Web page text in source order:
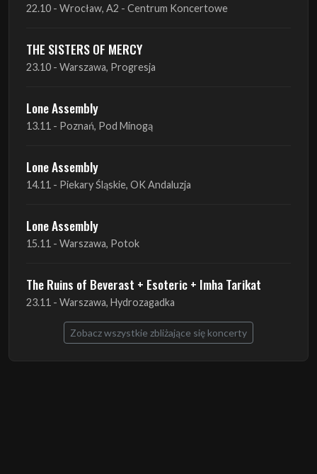
22.10 - Wrocław, A2 - Centrum Koncertowe
THE SISTERS OF MERCY
23.10 - Warszawa, Progresja
Lone Assembly
13.11 - Poznań, Pod Minogą
Lone Assembly
14.11 - Piekary Śląskie, OK Andaluzja
Lone Assembly
15.11 - Warszawa, Potok
The Ruins of Beverast + Esoteric + Imha Tarikat
23.11 - Warszawa, Hydrozagadka
Zobacz wszystkie zbliżające się koncerty